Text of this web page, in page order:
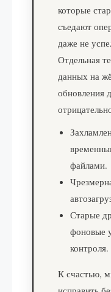
которые
съедают
даже не
Отдельная
данных на
обновления
файлами.
Старые
фоновые
контроля.
К счастью,